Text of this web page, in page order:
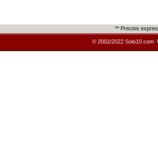
** Precios
© 2002/2022 Solo10.com